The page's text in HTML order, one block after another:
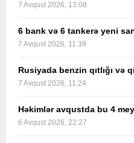
7 Avqust 2026, 13:08
6 bank və 6 tankerə yeni
7 Avqust 2026, 11:39
Rusiyada benzin qıtlığı və
7 Avqust 2026, 11:24
Həkimlər avqustda bu 4
6 Avqust 2026, 22:27